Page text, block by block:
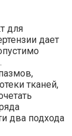
для
дает
тканей,
два подхода